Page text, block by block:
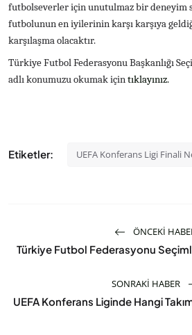
futbolseverler için unutulmaz bir deneyim
futbolunun en iyilerinin karşı karşıya
karşılaşma olacaktır.
Türkiye Futbol Federasyonu Başkanlığı
adlı konumuzu okumak içintıklayınız.
Etiketler: UEFA Konferans Ligi Finali
ÖNCEKI
Türkiye Futbol Federasyonu
SONRAKI HABER
UEFA Konferans Liginde Hangi